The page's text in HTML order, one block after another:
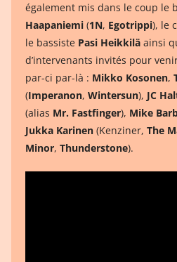
également mis dans le coup le
Haapaniemi (1N, Egotrippi), le
le bassiste Pasi Heikkilä ainsi
d’intervenants invités pour
par-ci par-là : Mikko Kosonen,
(Imperanon, Wintersun), JC
(alias Mr. Fastfinger), Mike
Jukka Karinen (Kenziner, The
Minor, Thunderstone).